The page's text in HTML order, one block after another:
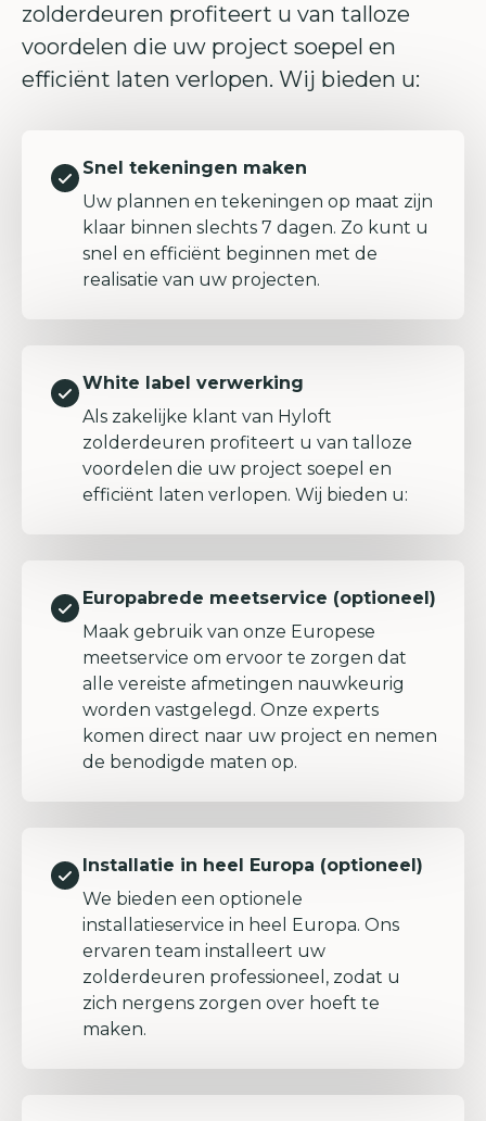
zolderdeuren profiteert u van talloze
voordelen die uw project soepel en
efficiënt laten verlopen. Wij bieden u:
Snel tekeningen maken
Uw plannen en tekeningen op maat zijn
klaar binnen slechts 7 dagen. Zo kunt u
snel en efficiënt beginnen met de
realisatie van uw projecten.
White label verwerking
Als zakelijke klant van Hyloft
zolderdeuren profiteert u van talloze
voordelen die uw project soepel en
efficiënt laten verlopen. Wij bieden u:
Europabrede meetservice (optioneel)
Maak gebruik van onze Europese
meetservice om ervoor te zorgen dat
alle vereiste afmetingen nauwkeurig
worden vastgelegd. Onze experts
komen direct naar uw project en nemen
de benodigde maten op.
Installatie in heel Europa (optioneel)
We bieden een optionele
installatieservice in heel Europa. Ons
ervaren team installeert uw
zolderdeuren professioneel, zodat u
zich nergens zorgen over hoeft te
maken.